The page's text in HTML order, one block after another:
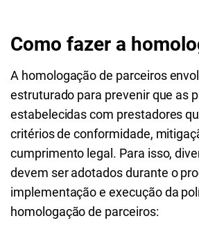
Como fazer a
A homologação de parceiros
estruturado para prevenir que as
estabelecidas com prestadores
critérios de conformidade,
cumprimento legal. Para isso,
devem ser adotados durante o
implementação e execução da
homologação de parceiros: